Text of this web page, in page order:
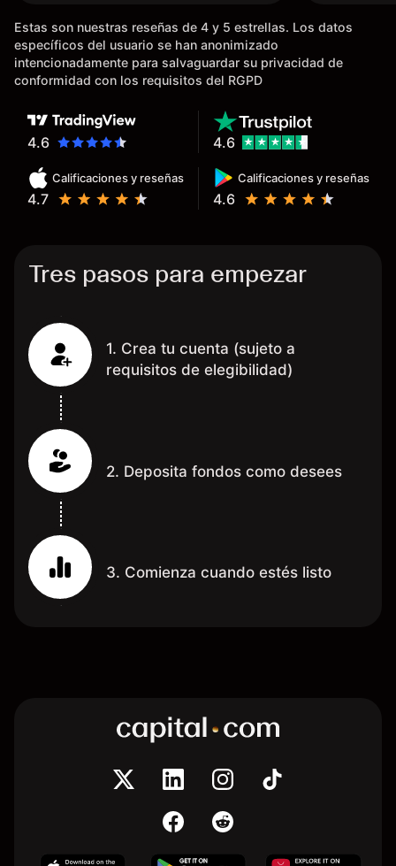
existentes en el mercado que
tardan días o tienen mucha
burocracia; y la segunda razón,
hecho de operar en un mercado
determinado, debido a los
spread y al volumen existente.
Mientras más activo seas, más
dinero te reembolsa. Muchas
Estas son nuestras reseñas de 4 y 5 estrellas. Los datos
específicos del usuario se han anonimizado
intencionadamente para salvaguardar su privacidad de
conformidad con los requisitos del RGPD
4.6
Calificaciones y reseñas
4.7
Calificaciones y reseñas
4.6
4.6
Tres pasos para empezar
1. Crea tu cuenta (sujeto a
requisitos de elegibilidad)
2. Deposita fondos como desees
3. Comienza cuando estés listo